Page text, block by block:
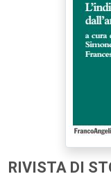
RIVISTA DI